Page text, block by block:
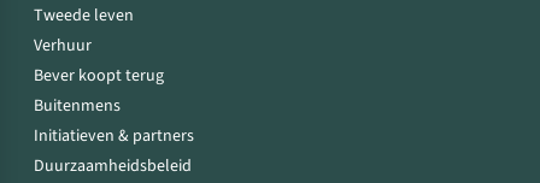
Tweede leven
Verhuur
Bever koopt terug
Buitenmens
Initiatieven & partners
Duurzaamheidsbeleid